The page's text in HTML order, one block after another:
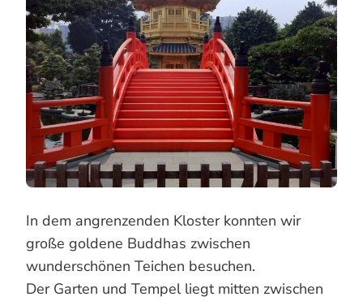
In dem angrenzenden Kloster konnten wir
große goldene Buddhas zwischen
wunderschönen Teichen besuchen.
Der Garten und Tempel liegt mitten zwischen